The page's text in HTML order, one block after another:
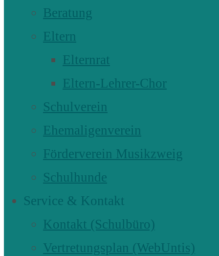
Beratung
Eltern
Elternrat
Eltern-Lehrer-Chor
Schulverein
Ehemaligenverein
Förderverein Musikzweig
Schulhunde
Service & Kontakt
Kontakt (Schulbüro)
Vertretungsplan (WebUntis)